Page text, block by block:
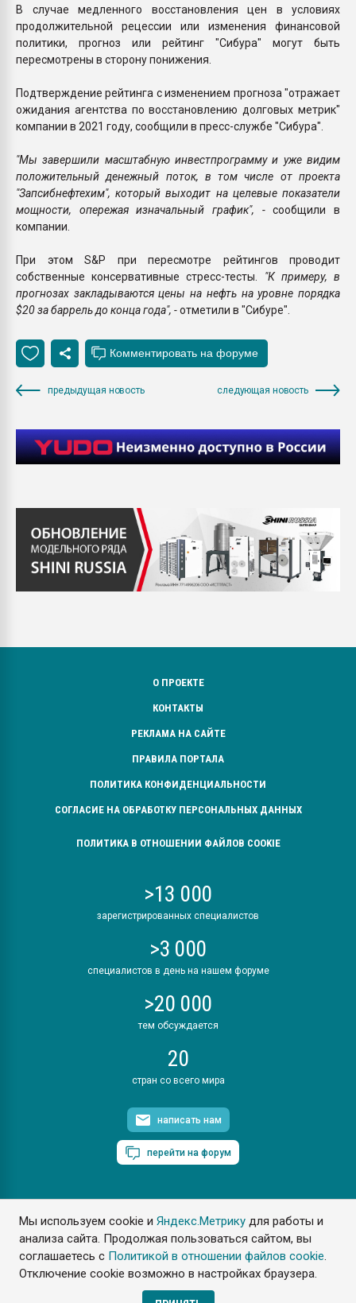
Мы используем cookie иЯндекс.Метрику для работы и
анализа сайта. Продолжая пользоваться сайтом, вы
соглашаетесь с Политикой в отношении файлов cookie.
Отключение cookie возможно в настройках браузера.
В случае медленного восстановления цен в условиях
продолжительной рецессии или изменения финансовой
политики, прогноз или рейтинг "Сибура" могут быть
пересмотрены в сторону понижения.
Подтверждение рейтинга с изменением прогноза "отражает
ожидания агентства по восстановлению долговых метрик"
компании в 2021 году, сообщили в пресс-службе "Сибура".
"Мы завершили масштабную инвестпрограмму и уже видим
положительный денежный поток, в том числе от проекта
"Запсибнефтехим", который выходит на целевые показатели
мощности, опережая изначальный график", -сообщили в
компании.
При этом S&P при пересмотре рейтингов проводит
собственные консервативные стресс-тесты. "К примеру, в
прогнозах закладываются цены на нефть на уровне порядка
$20 за баррель до конца года", -отметили в "Сибуре".
предыдущая новость следующая новость
О ПРОЕКТЕ
КОНТАКТЫ
РЕКЛАМА НА САЙТЕ
ПРАВИЛА ПОРТАЛА
ПОЛИТИКА КОНФИДЕНЦИАЛЬНОСТИ
СОГЛАСИЕ НА ОБРАБОТКУ ПЕРСОНАЛЬНЫХ ДАННЫХ
ПОЛИТИКА В ОТНОШЕНИИ ФАЙЛОВ COOKIE
>13 000
зарегистрированных специалистов
>3 000
специалистов в день на нашем форуме
>20 000
тем обсуждается
20
стран со всего мира
написать нам
перейти на форум
ПластЭксперт © 2006. Все права защищены
Разрешается копирование материалов сайта с обязательной
ссылкой на www.e-plastic.ru
Разработка сайта